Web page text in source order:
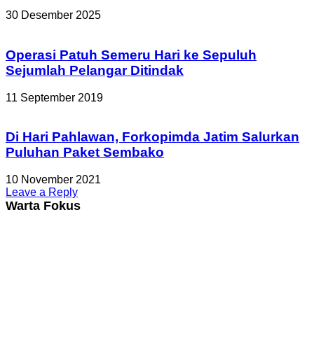
30 Desember 2025
Operasi Patuh Semeru Hari ke Sepuluh
Sejumlah Pelangar Ditindak
11 September 2019
Di Hari Pahlawan, Forkopimda Jatim Salurkan
Puluhan Paket Sembako
10 November 2021
Leave a Reply
Warta Fokus